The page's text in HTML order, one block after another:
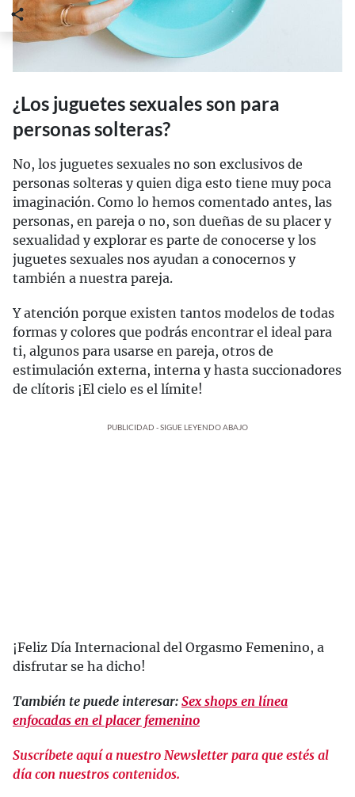
¿Los juguetes sexuales son para
personas solteras?
No, los juguetes sexuales no son exclusivos de
personas solteras y quien diga esto tiene muy poca
imaginación. Como lo hemos comentado antes, las
personas, en pareja o no, son dueñas de su placer y
sexualidad y explorar es parte de conocerse y los
juguetes sexuales nos ayudan a conocernos y
también a nuestra pareja.
Y atención porque existen tantos modelos de todas
formas y colores que podrás encontrar el ideal para
ti, algunos para usarse en pareja, otros de
estimulación externa, interna y hasta succionadores
de clítoris ¡El cielo es el límite!
PUBLICIDAD - SIGUE LEYENDO ABAJO
¡Feliz Día Internacional del Orgasmo Femenino, a
disfrutar se ha dicho!
También te puede interesar: Sex shops en línea
enfocadas en el placer femenino
Suscríbete aquí a nuestro Newsletter para que estés al
día con nuestros contenidos.